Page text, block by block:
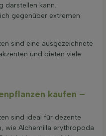
darstellen kann.
gegenüber extremen
sind eine ausgezeichnete
und bieten viele
kaufen –
sind ideal für dezente
wie Alchemilla erythropoda